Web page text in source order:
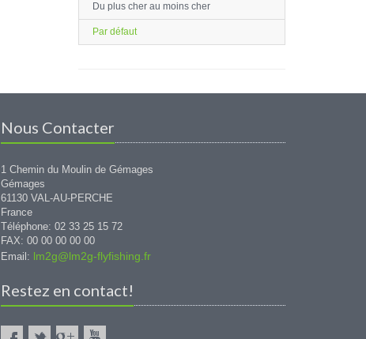
Du plus cher au moins cher
Par défaut
Nous Contacter
1 Chemin du Moulin de Gémages
Gémages
61130 VAL-AU-PERCHE
France
Téléphone: 02 33 25 15 72
FAX: 00 00 00 00 00
Email: lm2g@lm2g-flyfishing.fr
Restez en contact!